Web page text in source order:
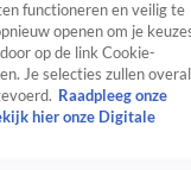
CrimeVideo's
functioneren en veilig te
openen om je
op de link Cookie-
Je selecties zullen overal
Raadpleeg onze
hier onze Digitale